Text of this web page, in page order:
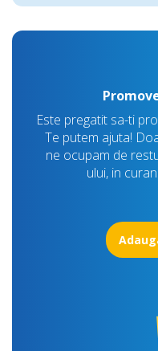
Este pregatit sa-ti
Te putem ajuta!
ne ocupam de
ului, in